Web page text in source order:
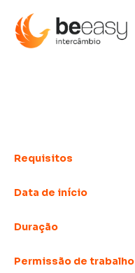
Requisitos
Data de início
Duração
Permissão de trabalho